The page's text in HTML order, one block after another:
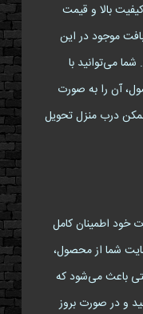
بالا و قیمت
موجود در این
می‌توانید با
آن را به صورت
درب منزل تحویل
خود اطمینان کامل
شما از محصول،
باعث می‌شود که
و در صورت بروز